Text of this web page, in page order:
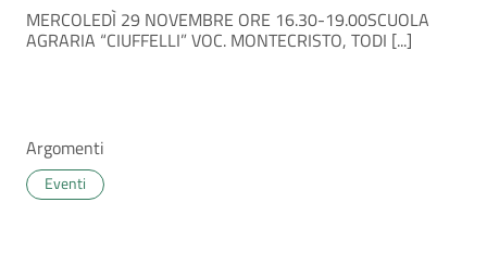
MERCOLEDÌ 29 NOVEMBRE ORE 16.30-19.00SCUOLA
AGRARIA “CIUFFELLI” VOC. MONTECRISTO, TODI [...]
Argomenti
Eventi